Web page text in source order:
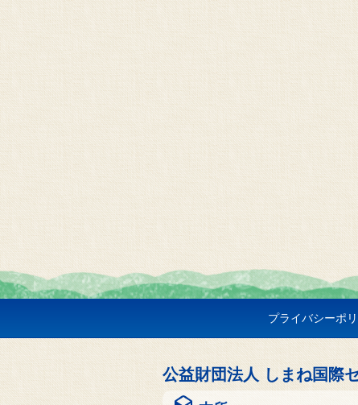
プライバシーポ
公益財団法人 しまね国際